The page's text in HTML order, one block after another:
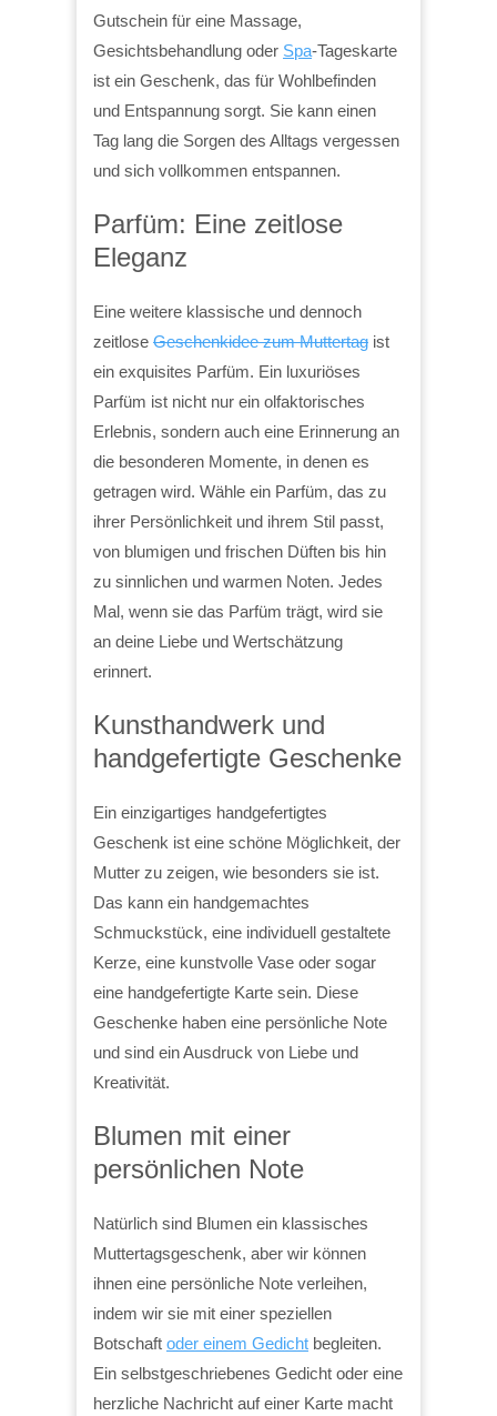
Gutschein für eine Massage,
Gesichtsbehandlung oder Spa-Tageskarte
ist ein Geschenk, das für Wohlbefinden
und Entspannung sorgt. Sie kann einen
Tag lang die Sorgen des Alltags vergessen
und sich vollkommen entspannen.
Parfüm: Eine zeitlose
Eleganz
Eine weitere klassische und dennoch
zeitlose Geschenkidee zum Muttertag ist
ein exquisites Parfüm. Ein luxuriöses
Parfüm ist nicht nur ein olfaktorisches
Erlebnis, sondern auch eine Erinnerung an
die besonderen Momente, in denen es
getragen wird. Wähle ein Parfüm, das zu
ihrer Persönlichkeit und ihrem Stil passt,
von blumigen und frischen Düften bis hin
zu sinnlichen und warmen Noten. Jedes
Mal, wenn sie das Parfüm trägt, wird sie
an deine Liebe und Wertschätzung
erinnert.
Kunsthandwerk und
handgefertigte Geschenke
Ein einzigartiges handgefertigtes
Geschenk ist eine schöne Möglichkeit, der
Mutter zu zeigen, wie besonders sie ist.
Das kann ein handgemachtes
Schmuckstück, eine individuell gestaltete
Kerze, eine kunstvolle Vase oder sogar
eine handgefertigte Karte sein. Diese
Geschenke haben eine persönliche Note
und sind ein Ausdruck von Liebe und
Kreativität.
Blumen mit einer
persönlichen Note
Natürlich sind Blumen ein klassisches
Muttertagsgeschenk, aber wir können
ihnen eine persönliche Note verleihen,
indem wir sie mit einer speziellen
Botschaft oder einem Gedicht begleiten.
Ein selbstgeschriebenes Gedicht oder eine
herzliche Nachricht auf einer Karte macht